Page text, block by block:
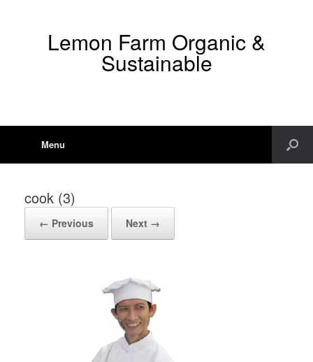
Lemon Farm Organic &
Sustainable
Menu
cook (3)
← Previous Next →